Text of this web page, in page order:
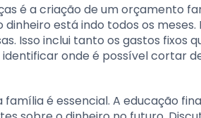
é a criação de um orçamento
está indo todos os
Isso inclui tanto os gastos fixos
onde é possível cortar
é essencial. A educação